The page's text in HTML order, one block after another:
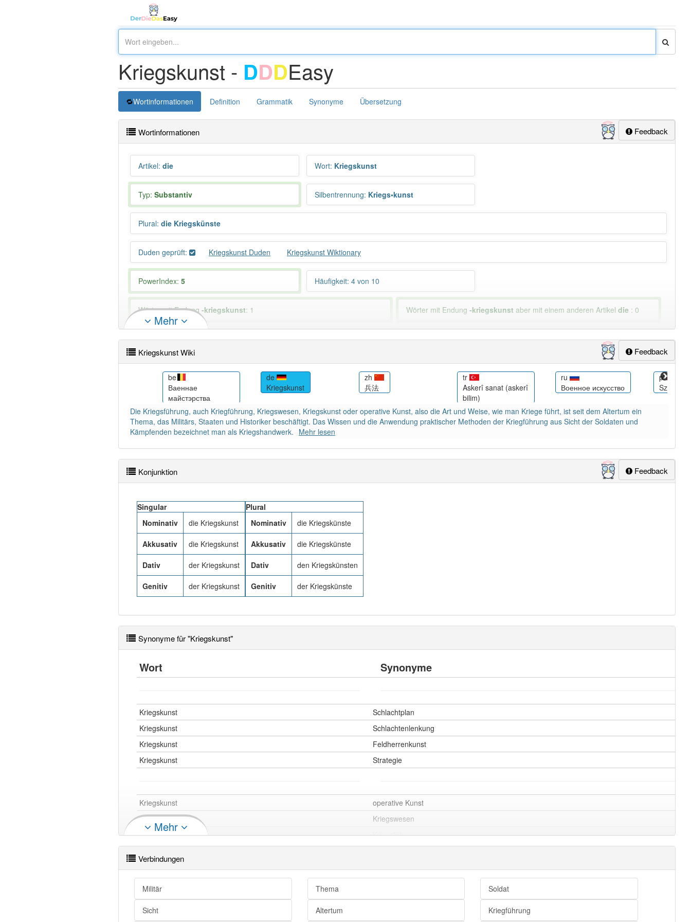
Kriegskunst - DDDEasy
Wortinformationen Definition Grammatik Synonyme Übersetzung
Feedback
Wortinformationen
Artikel: die Wort: Kriegskunst
Typ: Substantiv Silbentrennung: Kriegs•kunst
Plural: die Kriegskünste
Duden geprüft: Kriegskunst Duden Kriegskunst Wiktionary
PowerIndex: 5 Häufigkeit: 4 von 10
Wörter mit Endung -kriegskunst: 1 Wörter mit Endung-kriegskunst aber mit einem anderen Artikeldie : 0
Das Wort wird häufig verwendet im Bereich gehoben veraltend 87% unserer Spielapp-Nutzer haben den Artikel korrekt erraten.
Mehr
Feedback
Kriegskunst Wiki
be
Ваеннае
майстэрства
de
Kriegskunst
zh
兵法
tr
Askerî sanat (askerî
bilim)
ru
Военное искусство
pl
Sztuka
Die Kriegsführung, auch Kriegführung, Kriegswesen, Kriegskunst oder operative Kunst, also die Art und Weise, wie man Kriege führt, ist seit dem Altertum ein
Thema, das Militärs, Staaten und Historiker beschäftigt. Das Wissen und die Anwendung praktischer Methoden der Kriegführung aus Sicht der Soldaten und
Kämpfenden bezeichnet man als Kriegshandwerk. Mehr lesen
Feedback
Konjunktion
Singular
Nominativ
die Kriegskunst
Akkusativ die Kriegskunst
Dativ der Kriegskunst
Genitiv der Kriegskunst
Plural
Nominativ
die Kriegskünste
Akkusativ die Kriegskünste
Dativ den Kriegskünsten
Genitiv der Kriegskünste
Synonyme für "Kriegskunst"
Wort Synonyme
Kriegskunst
Schlachtplan
Kriegskunst
Schlachtenlenkung
Kriegskunst
Feldherrenkunst
Kriegskunst
Strategie
Kriegskunst
operative Kunst
Kriegskunst
Kriegswesen
Kriegskunst
Kriegsführung
Mehr
Verbindungen
Militär Thema Soldat
Sicht Altertum Kriegführung